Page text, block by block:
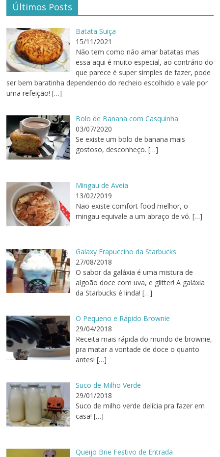
Últimos Posts
Batata Suiça
15/11/2021
Não tem como não amar batatas mas
essa aqui é muito especial, ao contrário do
que parece é super simples de fazer, pode
ser bem baratinha dependendo do recheio escolhido e vale por
uma refeição! […]
Bolo de Banana com Casquinha
03/07/2020
Se existe um bolo de banana mais
gostoso, desconheço. […]
Mingau de Aveia
13/02/2019
Não existe comfort food melhor, o
mingau equivale a um abraço de vó. […]
Galaxy Frapuccino da Starbucks
27/08/2018
O sabor da galáxia é uma mistura de
algoão doce com uva, e glitter! A galáxia
da Starbucks é linda! […]
O Pequeno e Rápido Brownie
29/04/2018
Receita mais rápida do mundo de brownie,
pra matar a vontade de doce o quanto
antes! […]
Suco de Milho Verde
29/01/2018
Suco de milho verde delícia pra fazer em
casa! […]
Queijo Brie Festivo de Entrada